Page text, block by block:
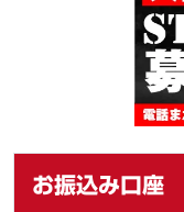
お振込み口座